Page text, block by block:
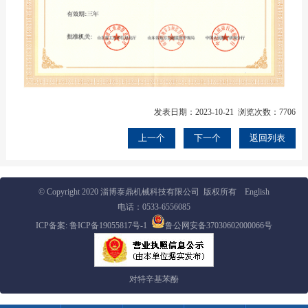
发表日期：2023-10-21 浏览次数：7706
上一个 下一个 返回列表
© Copyright 2020 淄博泰鼎机械科技有限公司 版权所有 English
电话： 0533-6556085
ICP备案: 鲁ICP备19055817号-1 鲁公网安备37030602000066号
对特辛基苯酚